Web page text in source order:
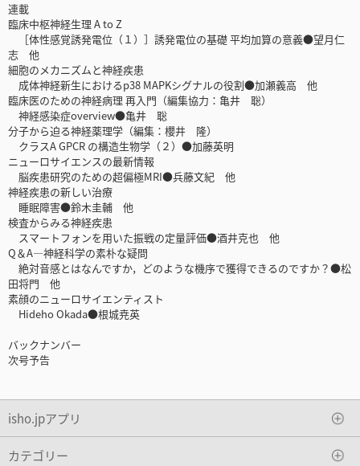
連載
臨床中枢神経生理 A to Z
［体性感覚誘発電位（１）］誘発電位の基礎 平均加算の意義●望月仁
志 他
細胞のメカニズムと神経疾患
成体神経新生におけるp38 MAPKシグナルの役割●加瀬義高 他
臨床医のための神経病理 再入門（編集協力：亀井 聡）
神経感染症overview●亀井 聡
分子から迫る神経薬理学（編集：櫻井 隆）
クラスA GPCR の構造生物学（２）●加藤英明
ニューロサイエンスの最新情報
脳疾患研究のための超偏極MRI●兵藤文紀 他
神経疾患の新しい治療
睡眠障害●鈴木圭輔 他
検査からみる神経疾患
スマートフォンを用いた振戦の定量評価●酒井克也 他
Q＆A―神経科学の素朴な疑問
絶対音感とはなんですか，どのような機序で獲得できるのですか？●松
田将門 他
素顔のニューロサイエンティスト
Hideho Okada●根城尭英
バックナンバー
次号予告
isho.jpアプリ
カテゴリー